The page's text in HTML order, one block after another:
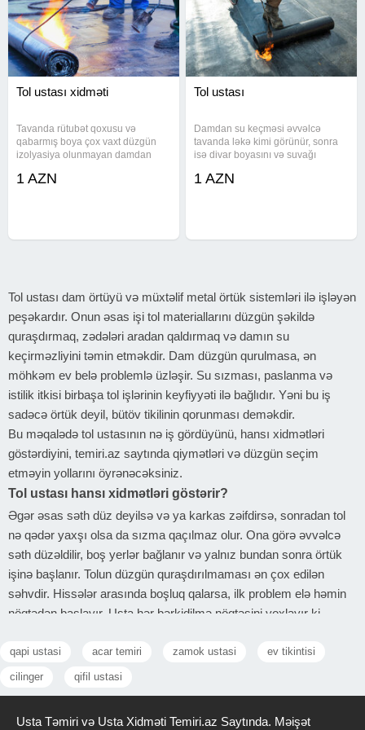
Tol ustası xidməti
Tavanda rütubət qoxusu və
qabarmış boya çox vaxt düzgün
izolyasiya olunmayan damdan
köhnə örtüyün üzərinə əlavə qat
1 AZN
Tol ustası
Damdan su keçməsi əvvəlcə
tavanda ləkə kimi görünür, sonra
isə divar boyasını və suvağı
görülən peşəkar iş bu problemin
1 AZN
Tol ustası dam örtüyü və müxtəlif metal örtük sistemləri ilə işləyən
peşəkardır. Onun əsas işi tol materiallarını düzgün şəkildə
quraşdırmaq, zədələri aradan qaldırmaq və damın su
keçirməzliyini təmin etməkdir. Dam düzgün qurulmasa, ən
möhkəm ev belə problemlə üzləşir. Su sızması, paslanma və
istilik itkisi birbaşa tol işlərinin keyfiyyəti ilə bağlıdır. Yəni bu iş
sadəcə örtük deyil, bütöv tikilinin qorunması deməkdir.
Bu məqalədə tol ustasının nə iş gördüyünü, hansı xidmətləri
göstərdiyini, temiri.az saytında qiymətləri və düzgün seçim
etməyin yollarını öyrənəcəksiniz.
Tol ustası hansı xidmətləri göstərir?
Əgər əsas səth düz deyilsə və ya karkas zəifdirsə, sonradan tol
nə qədər yaxşı olsa da sızma qaçılmaz olur. Ona görə əvvəlcə
səth düzəldilir, boş yerlər bağlanır və yalnız bundan sonra örtük
işinə başlanır. Tolun düzgün quraşdırılmaması ən çox edilən
səhvdir. Hissələr arasında boşluq qalarsa, ilk problem elə həmin
nöqtədən başlayır. Usta hər bərkidilmə nöqtəsini yoxlayır ki,
çox şikayət sızmadır. Bu mərhələdə əsas məsələ problemi
gizlətmək yox, mənbəyini tapmaqdır. Sadəcə üstünü örtmək yox,
qapi ustasi acar temiri zamok ustasi ev tikintisi
cilinger qifil ustasi
Usta Təmiri və Usta Xidməti Temiri.az Saytında. Məişət